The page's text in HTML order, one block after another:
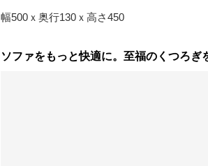
幅500ｘ奥行130ｘ高さ450
ソファをもっと快適に。至福のくつろ